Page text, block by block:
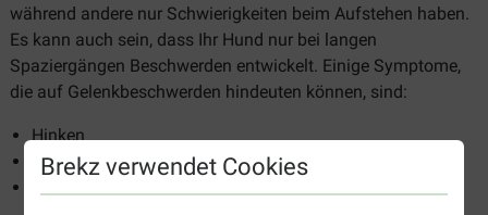
Brekz verwendet Cookies
während andere nur Schwierigkeiten beim Aufstehen haben.
Es kann auch sein, dass Ihr Hund nur bei langen
Spaziergängen Beschwerden entwickelt. Einige Symptome,
die auf Gelenkbeschwerden hindeuten können, sind:
Hinken
Schwierigkeiten beim Aufstehen oder Hinlegen